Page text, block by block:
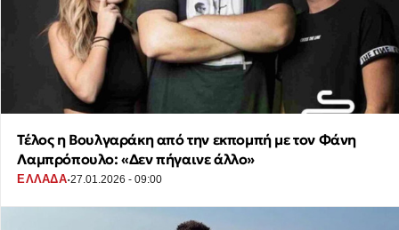
Τέλος η Βουλγαράκη από την εκπομπή με τον Φάνη
Λαμπρόπουλο: «Δεν πήγαινε άλλο»
ΕΛΛΑΔΑ·27.01.2026 - 09:00